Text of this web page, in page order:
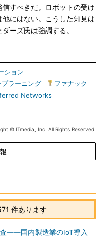
すべきだ。ロボットの受け
にはない。こうした知見は
ーズ氏は強調する。
ション
ラーニング ファナック
Networks
© ITmedia, Inc. All Rights Reserved.
件あります
――国内製造業のIoT導入